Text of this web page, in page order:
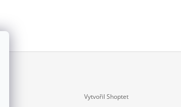
Vytvořil Shoptet